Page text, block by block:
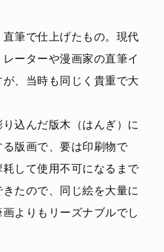
筆で仕上げたもの。現代
ーターや漫画家の直筆イ
、当時も同じく貴重で大
込んだ版木（はんぎ）に
版画で、要は印刷物で
して使用不可になるまで
たので、同じ絵を大量に
よりもリーズナブルでし